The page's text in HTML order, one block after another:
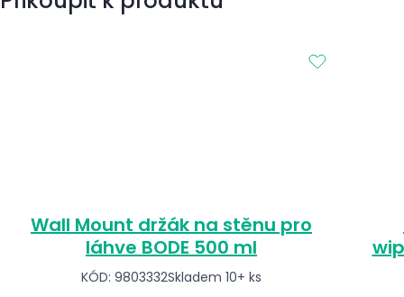
Wall Mount držák na stěnu pro
láhve BODE 500 ml
KÓD: 9803332Skladem 10+ ks